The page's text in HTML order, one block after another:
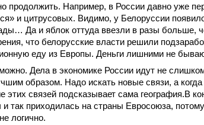
продолжить. Например, в России давно уже
и цитрусовых. Видимо, у Белоруссии
Да и яблок оттуда ввезли в разы больше,
что белорусские власти решили
еду из Европы. Деньги лишними не
Дела в экономике России идут не
образом. Надо искать новые связи, а
этих связей подсказывает сама география.В
и так приходилась на страны Евросоюза,
логично.